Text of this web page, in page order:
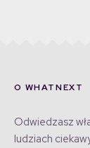
O WHATNEXT
Odwiedzasz
ludziach